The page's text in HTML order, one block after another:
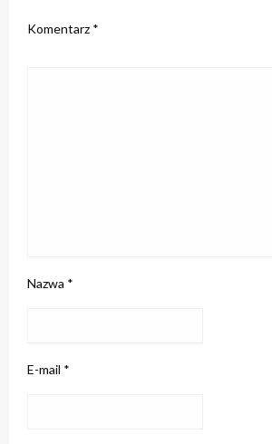
Komentarz *
Nazwa *
E-mail *